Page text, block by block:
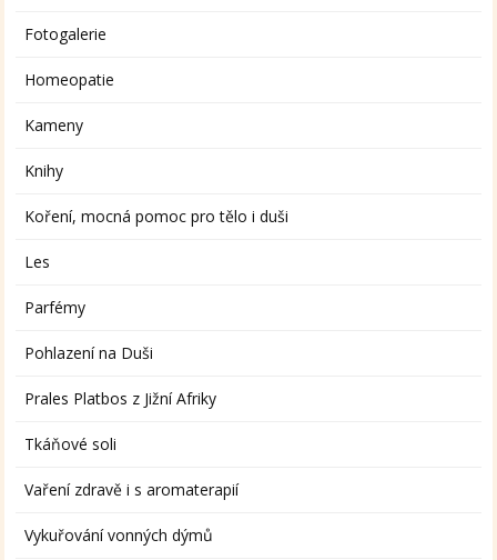
Fotogalerie
Homeopatie
Kameny
Knihy
Koření, mocná pomoc pro tělo i duši
Les
Parfémy
Pohlazení na Duši
Prales Platbos z Jižní Afriky
Tkáňové soli
Vaření zdravě i s aromaterapií
Vykuřování vonných dýmů